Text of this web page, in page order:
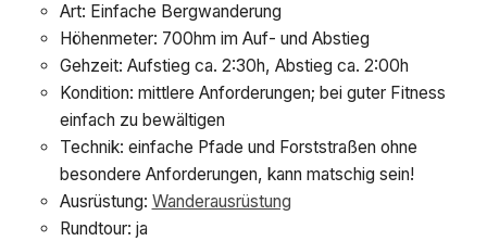
Art: Einfache Bergwanderung
Höhenmeter: 700hm im Auf- und Abstieg
Gehzeit: Aufstieg ca. 2:30h, Abstieg ca. 2:00h
Kondition: mittlere Anforderungen; bei guter Fitness
einfach zu bewältigen
Technik: einfache Pfade und Forststraßen ohne
besondere Anforderungen, kann matschig sein!
Ausrüstung: Wanderausrüstung
Rundtour: ja